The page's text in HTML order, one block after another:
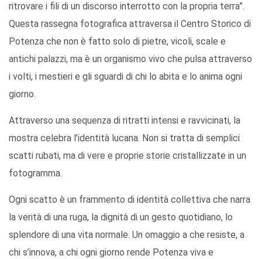
ritrovare i fili di un discorso interrotto con la propria terra”.
Questa rassegna fotografica attraversa il Centro Storico di
Potenza che non è fatto solo di pietre, vicoli, scale e
antichi palazzi, ma è un organismo vivo che pulsa attraverso
i volti, i mestieri e gli sguardi di chi lo abita e lo anima ogni
giorno.
Attraverso una sequenza di ritratti intensi e ravvicinati, la
mostra celebra l’identità lucana. Non si tratta di semplici
scatti rubati, ma di vere e proprie storie cristallizzate in un
fotogramma.
Ogni scatto è un frammento di identità collettiva che narra
la verità di una ruga, la dignità di un gesto quotidiano, lo
splendore di una vita normale. Un omaggio a che resiste, a
chi s’innova, a chi ogni giorno rende Potenza viva e